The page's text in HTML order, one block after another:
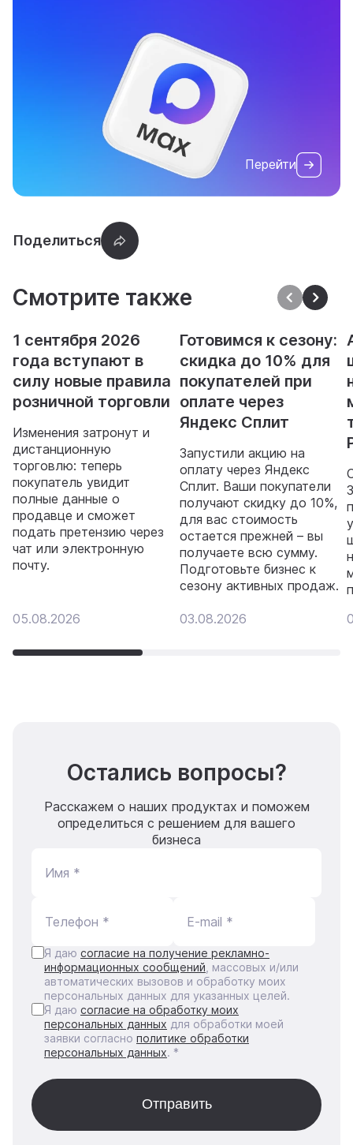
Перейти
Смотрите также
1 сентября 2026
года вступают в
силу новые правила
розничной торговли
Изменения затронут и
дистанционную
торговлю: теперь
покупатель увидит
полные данные о
продавце и сможет
подать претензию через
чат или электронную
почту.
05.08.2026
Готовимся к сезону:
скидка до 10% для
покупателей при
оплате через
Яндекс Сплит
Запустили акцию на
оплату через Яндекс
Сплит. Ваши покупатели
получают скидку до 10%,
для вас стоимость
остается прежней – вы
получаете всю сумму.
Подготовьте бизнес к
сезону активных продаж.
03.08.2026
Остались вопросы?
Расскажем о наших продуктах и поможем
определиться с решением для вашего
бизнеса
Имя *
Телефон * E-mail *
Я даю согласие на получение рекламно-
информационных сообщений , массовых и/или
автоматических вызовов и обработку моих
персональных данных для указанных целей.
Я даю согласие на обработку моих
персональных данных для обработки моей
заявки согласно политике обработки
персональных данных. *